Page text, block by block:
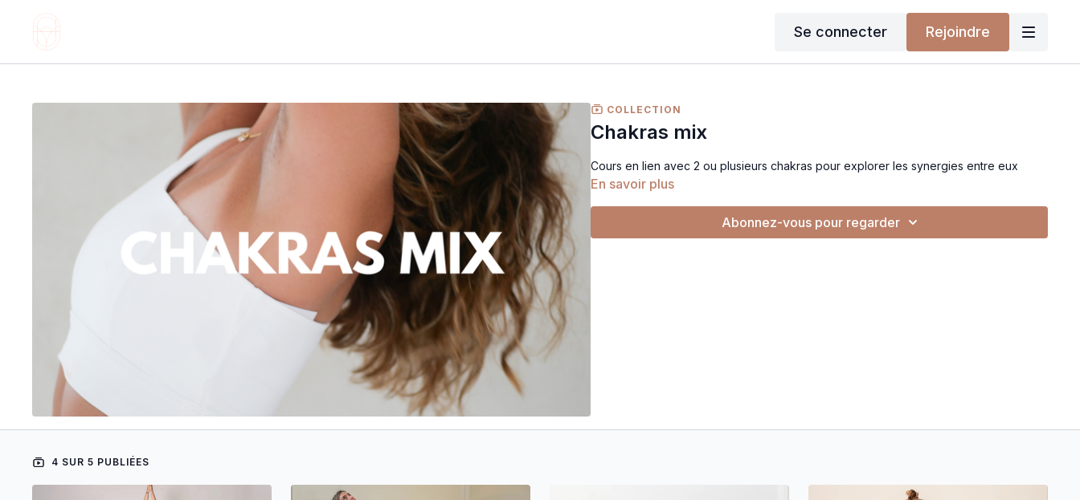
Se connecter Rejoindre
COLLECTION
Chakras mix
Cours en lien avec 2 ou plusieurs chakras pour explorer les synergies entre eux
En savoir plus
Abonnez-vous pour regarder
4 SUR 5 PUBLIÉES